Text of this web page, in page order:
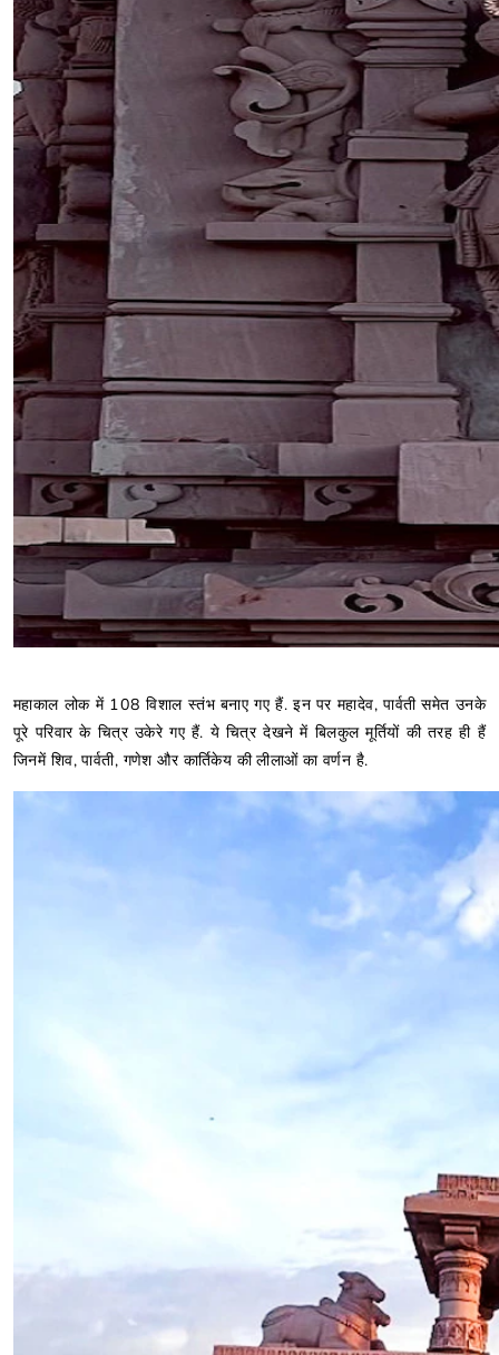
महाकाल लोक में 108 विशाल स्तंभ बनाए गए हैं. इन पर महादेव, पार्वती समेत उनके
पूरे परिवार के चित्र उकेरे गए हैं. ये चित्र देखने में बिलकुल मूर्तियों की तरह ही हैं
जिनमें शिव, पार्वती, गणेश और कार्तिकेय की लीलाओं का वर्णन है.